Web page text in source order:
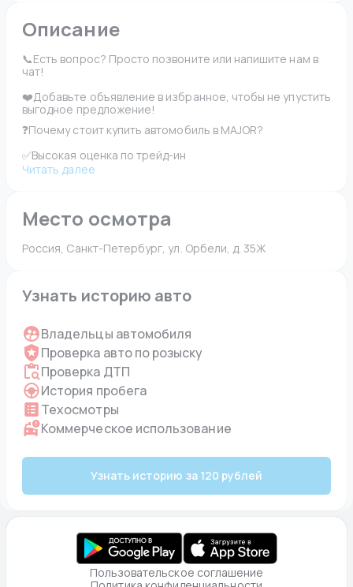
Описание
📞Есть вопрос? Просто позвоните или напишите нам в
чат!
❤️Добавьте объявление в избранное, чтобы не упустить
выгодное предложение!
❓Почему стоит купить автомобиль в MAJOR?
✅Высокая оценка по трейд-ин
Читать далее
Место осмотра
Россия, Санкт-Петербург, ул. Орбели, д. 35Ж
Узнать историю авто
Владельцы автомобиля
Проверка авто по розыску
Проверка ДТП
История пробега
Техосмотры
Коммерческое использование
Узнать историю за 120 рублей
Пользовательское соглашение